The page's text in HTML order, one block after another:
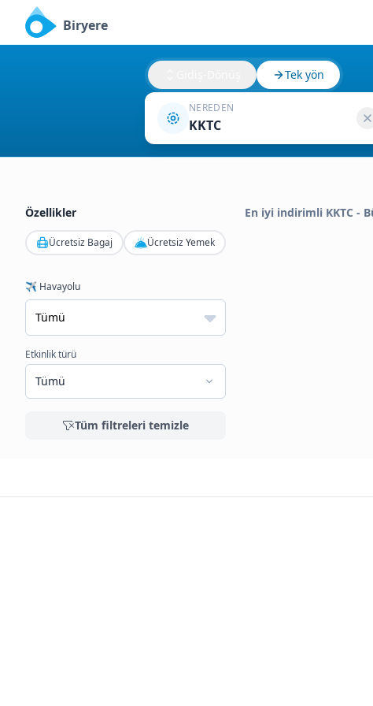
Biryere
Tek yön
NEREDEN
KKTC
Özellikler
Ücretsiz Bagaj Ücretsiz Yemek
✈️ Havayolu
Etkinlik türü
Tümü
Tüm filtreleri temizle
En iyi indirimli KKTC -